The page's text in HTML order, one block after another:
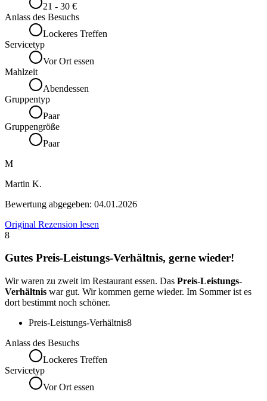
21 - 30 €
Anlass des Besuchs
Lockeres Treffen
Servicetyp
Vor Ort essen
Mahlzeit
Abendessen
Gruppentyp
Paar
Gruppengröße
Paar
M
Martin K.
Bewertung abgegeben: 04.01.2026
Original Rezension lesen
8
Gutes Preis-Leistungs-Verhältnis, gerne wieder!
Wir waren zu zweit im Restaurant essen. Das Preis-Leistungs-
Verhältnis war gut. Wir kommen gerne wieder. Im Sommer ist es
dort bestimmt noch schöner.
Preis-Leistungs-Verhältnis8
Anlass des Besuchs
Lockeres Treffen
Servicetyp
Vor Ort essen